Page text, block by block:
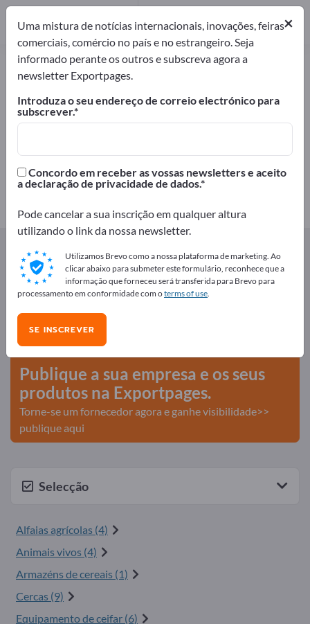
Agricultura e silvicultura –
encontre fabricantes e
fornecedores
80 77
Distribuidores
Distribuidores
Anuncie gratuitamente na
Necessidades – Ofertas – Produtos usados – Contactos
comerciais >> comece aqui
Publique a sua empresa e os seus
produtos na Exportpages.
Torne-se um fornecedor agora e ganhe visibilidade>>
publique aqui
Selecção
Alfaias agrícolas (4)
Animais vivos (4)
Armazéns de cereais (1)
Cercas (9)
Equipamento de ceifar (6)
×
Uma mistura de notícias internacionais, inovações, feiras
comerciais, comércio no país e no estrangeiro. Seja
informado perante os outros e subscreva agora a
newsletter Exportpages.
Introduza o seu endereço de correio electrónico para
subscrever.
Concordo em receber as vossas newsletters e aceito
a declaração de privacidade de dados.
Pode cancelar a sua inscrição em qualquer altura
utilizando o link da nossa newsletter.
Utilizamos Brevo como a nossa plataforma de marketing. Ao
clicar abaixo para submeter este formulário, reconhece que a
informação que forneceu será transferida para Brevo para
processamento em conformidade com oterms of use.
SE INSCREVER